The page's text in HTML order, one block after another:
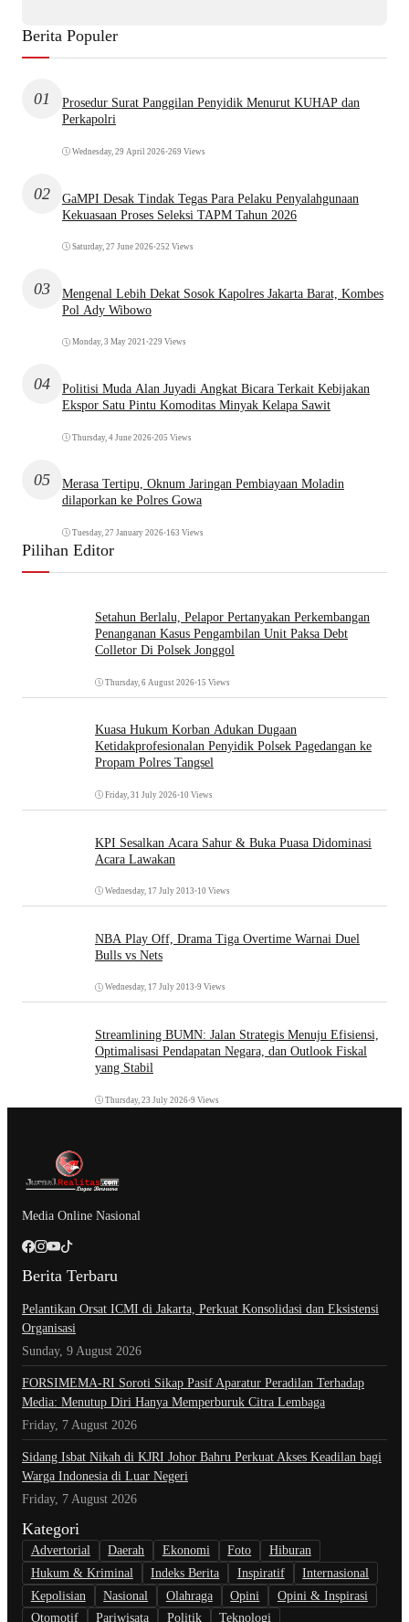
Berita Populer
01
Prosedur Surat Panggilan Penyidik Menurut KUHAP dan
Perkapolri
Wednesday, 29 April 2026•269 Views
02
GaMPI Desak Tindak Tegas Para Pelaku Penyalahgunaan
Kekuasaan Proses Seleksi TAPM Tahun 2026
Saturday, 27 June 2026•252 Views
03
Mengenal Lebih Dekat Sosok Kapolres Jakarta Barat, Kombes
Pol Ady Wibowo
Monday, 3 May 2021 •229 Views
04
Politisi Muda Alan Juyadi Angkat Bicara Terkait Kebijakan
Ekspor Satu Pintu Komoditas Minyak Kelapa Sawit
Thursday, 4 June 2026•205 Views
05
Merasa Tertipu, Oknum Jaringan Pembiayaan Moladin
dilaporkan ke Polres Gowa
Tuesday, 27 January 2026•163 Views
Pilihan Editor
Setahun Berlalu, Pelapor Pertanyakan Perkembangan
Penanganan Kasus Pengambilan Unit Paksa Debt
Colletor Di Polsek Jonggol
Thursday, 6 August 2026•15 Views
Kuasa Hukum Korban Adukan Dugaan
Ketidakprofesionalan Penyidik Polsek Pagedangan ke
Propam Polres Tangsel
Friday, 31 July 2026•10 Views
KPI Sesalkan Acara Sahur & Buka Puasa Didominasi
Acara Lawakan
Wednesday, 17 July 2013 •10 Views
NBA Play Off, Drama Tiga Overtime Warnai Duel
Bulls vs Nets
Wednesday, 17 July 2013 •9 Views
Streamlining BUMN: Jalan Strategis Menuju Efisiensi,
Optimalisasi Pendapatan Negara, dan Outlook Fiskal
yang Stabil
Thursday, 23 July 2026•9 Views
Media Online Nasional
Berita Terbaru
Pelantikan Orsat ICMI di Jakarta, Perkuat Konsolidasi dan Eksistensi
Organisasi
Sunday, 9 August 2026
​FORSIMEMA-RI Soroti Sikap Pasif Aparatur Peradilan Terhadap
Media: Menutup Diri Hanya Memperburuk Citra Lembaga
Friday, 7 August 2026
Sidang Isbat Nikah di KJRI Johor Bahru Perkuat Akses Keadilan bagi
Warga Indonesia di Luar Negeri
Friday, 7 August 2026
Kategori
Advertorial Daerah Ekonomi Foto
Hiburan
Hukum & Kriminal
Indeks Berita Inspiratif
Internasional
Kepolisian
Nasional Olahraga Opini
Opini & Inspirasi
Otomotif
Pariwisata Politik Teknologi